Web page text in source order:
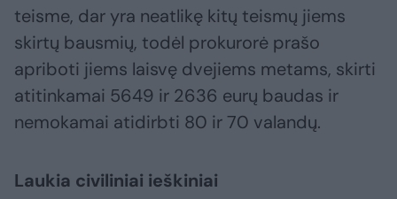
teisme, dar yra neatlikę kitų teismų jiems
skirtų bausmių, todėl prokurorė prašo
apriboti jiems laisvę dvejiems metams, skirti
atitinkamai 5649 ir 2636 eurų baudas ir
nemokamai atidirbti 80 ir 70 valandų.
Laukia civiliniai ieškiniai